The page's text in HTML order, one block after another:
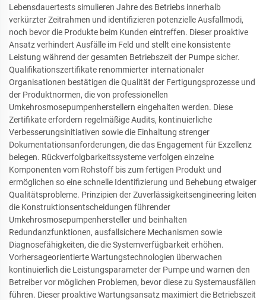
Lebensdauertests simulieren Jahre des Betriebs innerhalb
verkürzter Zeitrahmen und identifizieren potenzielle Ausfallmodi,
noch bevor die Produkte beim Kunden eintreffen. Dieser proaktive
Ansatz verhindert Ausfälle im Feld und stellt eine konsistente
Leistung während der gesamten Betriebszeit der Pumpe sicher.
Qualifikationszertifikate renommierter internationaler
Organisationen bestätigen die Qualität der Fertigungsprozesse und
der Produktnormen, die von professionellen
Umkehrosmosepumpenherstellern eingehalten werden. Diese
Zertifikate erfordern regelmäßige Audits, kontinuierliche
Verbesserungsinitiativen sowie die Einhaltung strenger
Dokumentationsanforderungen, die das Engagement für Exzellenz
belegen. Rückverfolgbarkeitssysteme verfolgen einzelne
Komponenten vom Rohstoff bis zum fertigen Produkt und
ermöglichen so eine schnelle Identifizierung und Behebung etwaiger
Qualitätsprobleme. Prinzipien der Zuverlässigkeitsengineering leiten
die Konstruktionsentscheidungen führender
Umkehrosmosepumpenhersteller und beinhalten
Redundanzfunktionen, ausfallsichere Mechanismen sowie
Diagnosefähigkeiten, die die Systemverfügbarkeit erhöhen.
Vorhersageorientierte Wartungstechnologien überwachen
kontinuierlich die Leistungsparameter der Pumpe und warnen den
Betreiber vor möglichen Problemen, bevor diese zu Systemausfällen
führen. Dieser proaktive Wartungsansatz maximiert die Betriebszeit